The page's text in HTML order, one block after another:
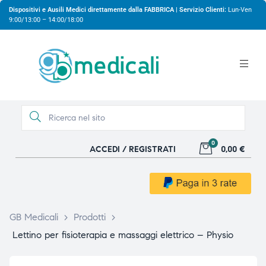
Dispositivi e Ausili Medici direttamente dalla FABBRICA | Servizio Clienti: Lun-Ven
9:00/13:00 – 14:00/18:00
ACCEDI / REGISTRATI
0
0,00 €
GB Medicali > Prodotti
>
Lettino per fisioterapia e massaggi elettrico – Physio